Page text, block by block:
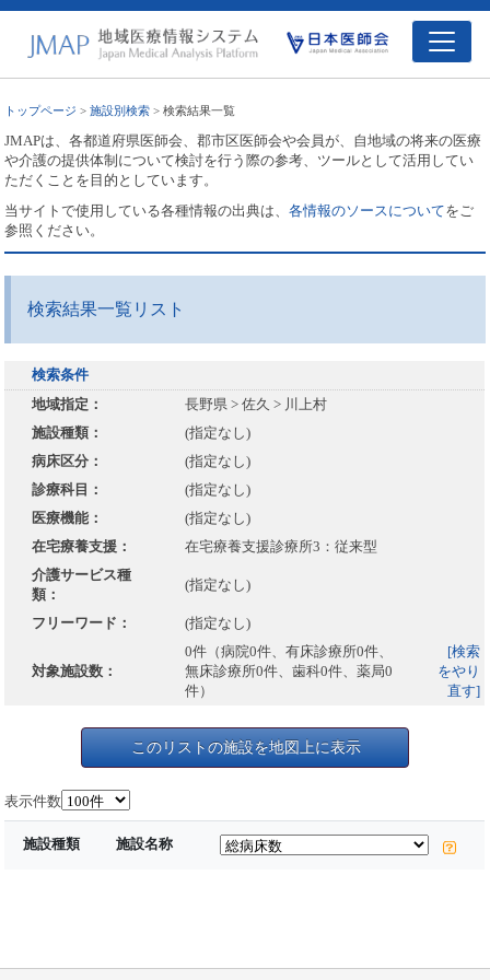
トップページ >施設別検索 > 検索結果一覧
JMAPは、各都道府県医師会、郡市区医師会や会員が、自地域の将来の医療
や介護の提供体制について検討を行う際の参考、ツールとして活用してい
ただくことを目的としています。
当サイトで使用している各種情報の出典は、各情報のソースについてをご
参照ください。
検索結果一覧リスト
検索条件
地域指定：
長野県 > 佐久 > 川上村
施設種類：
(指定なし)
病床区分：
(指定なし)
診療科目：
(指定なし)
医療機能：
(指定なし)
在宅療養支援：
在宅療養支援診療所3：従来型
介護サービス種
類：
(指定なし)
フリーワード： (指定なし)
対象施設数：
0件（病院0件、有床診療所0件、
無床診療所0件、歯科0件、薬局0
件）
[検索
をやり
直す]
このリストの施設を地図上に表示
表示件数
施設種類 施設名称